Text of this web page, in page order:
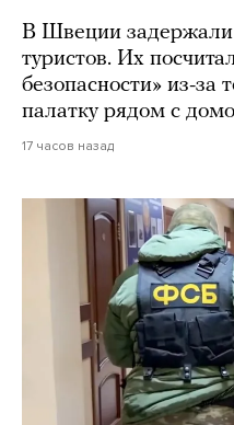
В Швеции задержали
туристов. Их
безопасности» из-за
палатку рядом с
17 часов назад